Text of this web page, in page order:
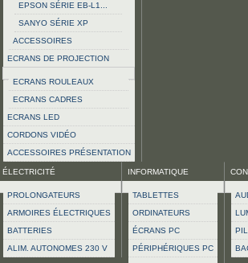
EPSON SÉRIE EB-L1...
SANYO SÉRIE XP
ACCESSOIRES
ECRANS DE PROJECTION
ECRANS ROULEAUX
ECRANS CADRES
ECRANS LED
CORDONS VIDÉO
ACCESSOIRES PRÉSENTATION
ÉLECTRICITÉ
PROLONGATEURS
ARMOIRES ÉLECTRIQUES
BATTERIES
ALIM. AUTONOMES 230 V
INFORMATIQUE
TABLETTES
ORDINATEURS
ÉCRANS PC
PÉRIPHÉRIQUES PC